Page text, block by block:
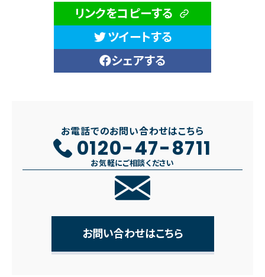
リンクをコピーする
ツイートする
シェアする
お電話でのお問い合わせはこちら
0120-47-8711
お気軽にご相談ください
お問い合わせはこちら